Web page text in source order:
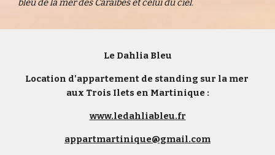
bleu de la mer des Caraïbes et celui du ciel.
Le Dahlia Bleu
Location d'appartement de standing sur la mer
aux Trois Ilets en Martinique :
www.ledahliableu.fr
appartmartinique@gmail.com